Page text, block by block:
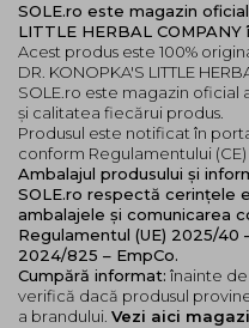
SOLE.ro este magazin
LITTLE HERBAL COMPANY
Acest produs este 100%
DR. KONOPKA'S LITTLE
SOLE.ro este magazin
și calitatea fiecărui produs.
Produsul este notificat în
conform Regulamentului (CE)
Ambalajul produsului și
SOLE.ro respectă cerințele
ambalajele și comunicarea
Regulamentul (UE) 2025/40
2024/825 – EmpCo.
Cumpără informat: înainte
verifică dacă produsul
a brandului. Vezi aici